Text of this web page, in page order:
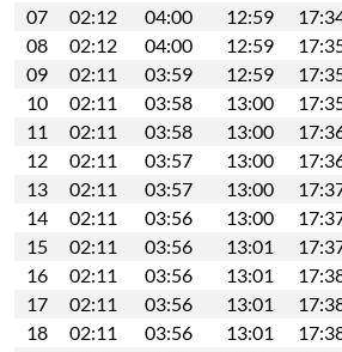
07
02:12 04:00 12:59
08
02:12 04:00 12:59
09
02:11 03:59 12:59
10
02:11 03:58 13:00
11
02:11 03:58 13:00
12
02:11 03:57 13:00
13
02:11 03:57 13:00
14
02:11 03:56 13:00
15
02:11 03:56 13:01
16
02:11 03:56 13:01
17
02:11 03:56 13:01
18
02:11 03:56 13:01